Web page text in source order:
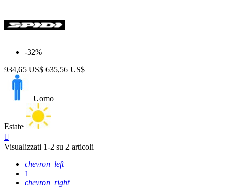
Visualizza i prodotti a2
-32%
934,65 US$ 635,56 US$
Uomo
Estate

Visualizzati 1-2 su 2 articoli
chevron_left
1
chevron_right